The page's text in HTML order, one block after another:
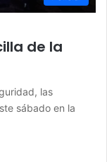
de la
las
sábado en la